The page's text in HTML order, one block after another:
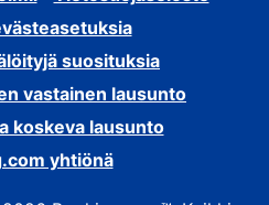
suosituksia
vastainen lausunto
koskeva lausunto
yhtiönä